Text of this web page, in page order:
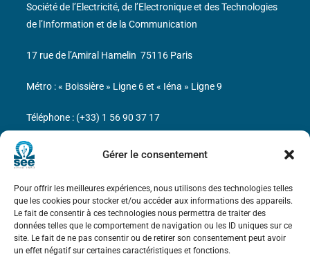
Gérer le consentement
Pour offrir les meilleures expériences, nous utilisons des technologies telles
que les cookies pour stocker et/ou accéder aux informations des appareils.
Le fait de consentir à ces technologies nous permettra de traiter des
données telles que le comportement de navigation ou les ID uniques sur ce
site. Le fait de ne pas consentir ou de retirer son consentement peut avoir
un effet négatif sur certaines caractéristiques et fonctions.
Bicentenaire des découvertes d’André-
Marie Ampère
Mentions légales
Société de l’Electricité, de l’Electronique et des Technologies
de l’Information et de la Communication
17 rue de l’Amiral Hamelin 75116 Paris
Métro : « Boissière » Ligne 6 et « Iéna » Ligne 9
Téléphone : (+33) 1 56 90 37 17
N° de SIREN : 785 393 232, Code APE : 9412Z TVA intra-
communautaire : FR44 785 393 232